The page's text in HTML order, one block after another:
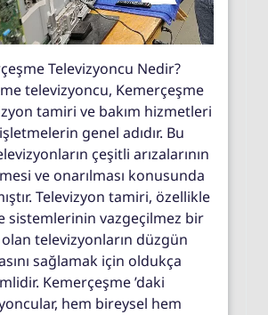
Televizyoncu Nedir?
televizyoncu, Kemerçeşme
tamiri ve bakım hizmetleri
genel adıdır. Bu
çeşitli arızalarının
ve onarılması konusunda
Televizyon tamiri, özellikle
sistemlerinin vazgeçilmez bir
olan televizyonların düzgün
sağlamak için oldukça
Kemerçeşme ’daki
hem bireysel hem